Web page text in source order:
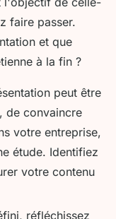
faire passer.
et que
à la fin ?
peut être
, de convaincre
votre entreprise,
étude. Identifiez
votre contenu
réfléchissez